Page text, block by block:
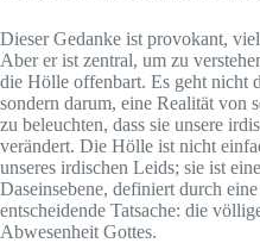
Dieser Gedanke ist provokant,
Aber er ist zentral, um zu
die Hölle offenbart. Es geht nicht
sondern darum, eine Realität von
zu beleuchten, dass sie unsere
verändert. Die Hölle ist nicht
unseres irdischen Leids; sie ist
Daseinsebene, definiert durch
entscheidende Tatsache: die
Abwesenheit Gottes.